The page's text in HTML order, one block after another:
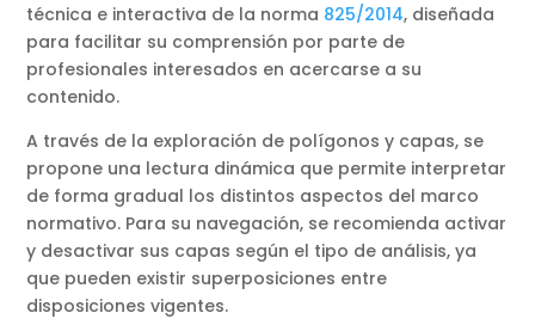
técnica e interactiva de la norma 825/2014, diseñada
para facilitar su comprensión por parte de
profesionales interesados en acercarse a su
contenido.
A través de la exploración de polígonos y capas, se
propone una lectura dinámica que permite interpretar
de forma gradual los distintos aspectos del marco
normativo. Para su navegación, se recomienda activar
y desactivar sus capas según el tipo de análisis, ya
que pueden existir superposiciones entre
disposiciones vigentes.